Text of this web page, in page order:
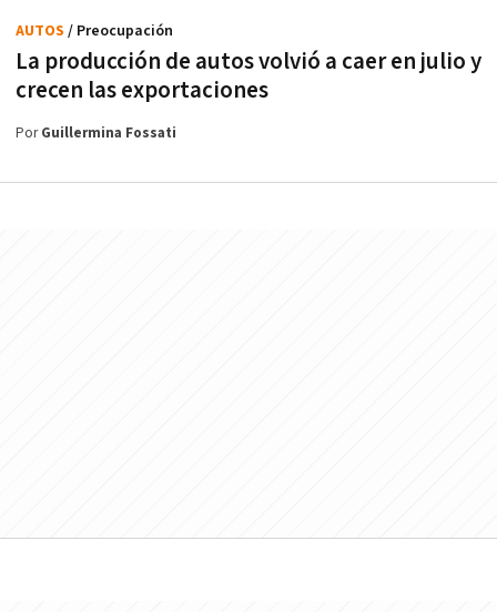
La producción de autos volvió a caer en julio y
crecen las exportaciones
AUTOS / Preocupación
PorGuillermina Fossati